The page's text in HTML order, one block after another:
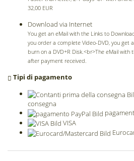
32,00 EUR
Download via Internet
You get an eMail with the Links to
you order a complete Video-DVD, you get
burn on a DVD+R Disk.<br>The eMail with
after payment received.
Tipi di pagamento
consegna
VISA